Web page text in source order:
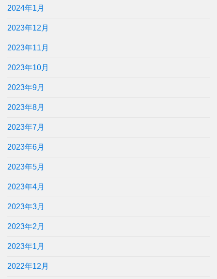
2024年1月
2023年12月
2023年11月
2023年10月
2023年9月
2023年8月
2023年7月
2023年6月
2023年5月
2023年4月
2023年3月
2023年2月
2023年1月
2022年12月